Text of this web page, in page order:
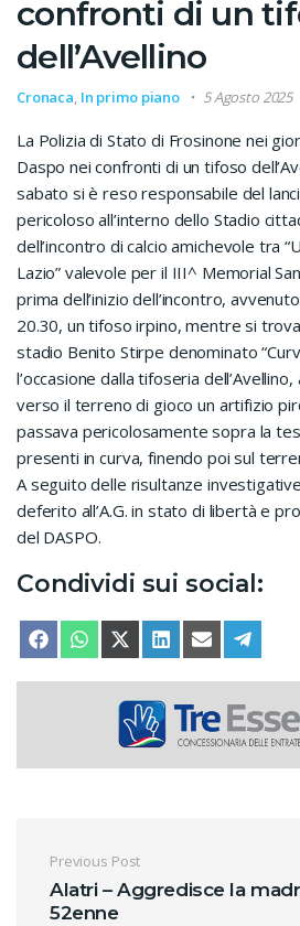
confronti di un
dell’Avellino
Cronaca, In primo piano 5 Agosto 2025
La Polizia di Stato di Frosinone nei
Daspo nei confronti di un tifoso
sabato si è reso responsabile del
pericoloso all’interno dello Stadio
dell’incontro di calcio amichevole tra
Lazio” valevole per il III^ Memorial
prima dell’inizio dell’incontro,
20.30, un tifoso irpino, mentre si
stadio Benito Stirpe denominato
l’occasione dalla tifoseria
verso il terreno di gioco un artifizio
passava pericolosamente sopra la
presenti in curva, finendo poi sul
A seguito delle risultanze
deferito all’A.G. in stato di libertà e
del DASPO.
Condividi sui social:
SHARE ON
FACEBOOKSHARE ON
WHATSAPPSHARE ON
X (TWITTER)
SHARE ON
LINKEDINSHARE ON
EMAIL
Navigazione
Previous Post
Alatri – Aggredisce la
52enne